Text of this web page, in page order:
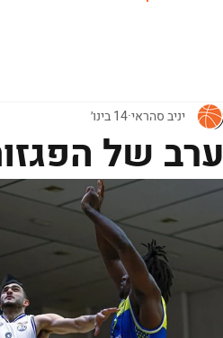
ערב של
יניב סהראי 14 בינו׳